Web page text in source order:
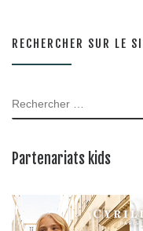
RECHERCHER SUR LE
RECHERCHER
Partenariats kids